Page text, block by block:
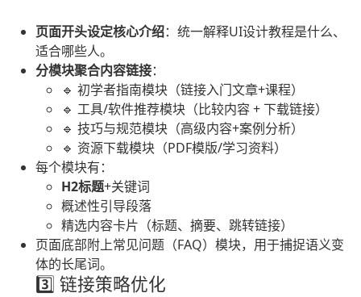
页面开头设定核心介绍：统一解释UI设计教程是什么、
适合哪些人。
分模块聚合内容链接：
🔹 初学者指南模块（链接入门文章+课程）
🔹 工具/软件推荐模块（比较内容 + 下载链接）
🔹 技巧与规范模块（高级内容+案例分析）
🔹 资源下载模块（PDF模版/学习资料）
每个模块有：
H2标题+关键词
概述性引导段落
精选内容卡片（标题、摘要、跳转链接）
页面底部附上常见问题（FAQ）模块，用于捕捉语义变
体的长尾词。
3️⃣ 链接策略优化